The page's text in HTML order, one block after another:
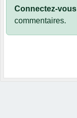
Connectez-vous
commentaires.